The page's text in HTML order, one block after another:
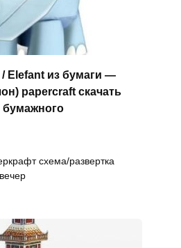
Elefant из бумаги —
papercraft скачать
бумажного
схема/развертка